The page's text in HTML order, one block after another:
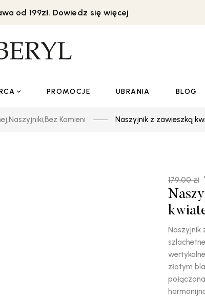
od 199zł. Dowiedz się więcej
PROMOCJE UBRANIA BLOG
,Naszyjniki,Bez Kamieni Naszyjnik z zawieszką
179,00zł
Naszyjnik
złotym